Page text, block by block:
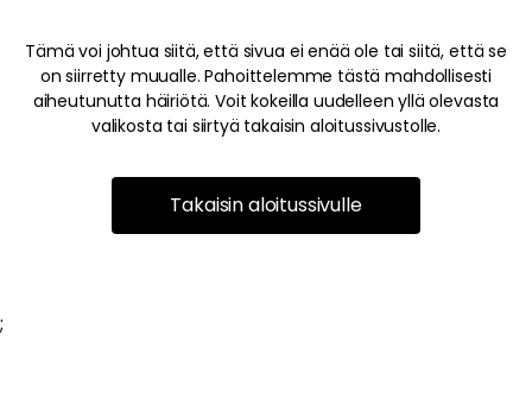
Tämä voi johtua siitä, että sivua ei enää ole tai siitä, että se
on siirretty muualle. Pahoittelemme tästä mahdollisesti
aiheutunutta häiriötä. Voit kokeilla uudelleen yllä olevasta
valikosta tai siirtyä takaisin aloitussivustolle.
Takaisin aloitussivulle
;